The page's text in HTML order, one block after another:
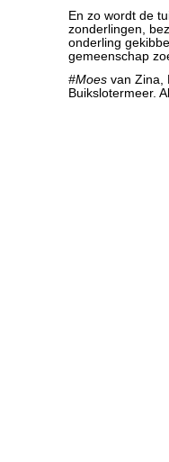
En zo wordt de
zonderlingen,
onderling
gemeenschap
#Moes van Zina,
Buikslotermeer.